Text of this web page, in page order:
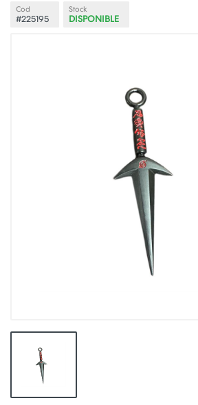
Cod
#225195
Stock
DISPONIBLE